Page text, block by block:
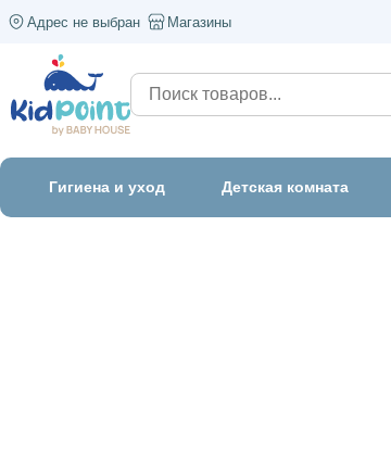
Адрес не выбран Магазины
Гигиена и уход Детская комната